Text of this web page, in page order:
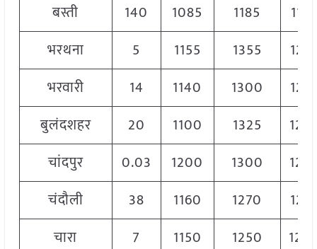
बस्ती
140 1085 1185
भरथना
5 1155 1355
भरवारी
14 1140 1300
बुलंदशहर
20 1100 1325
चांदपुर
0.03 1200 1300
चंदौली
38 1160 1270
चारा
7 1150 1250